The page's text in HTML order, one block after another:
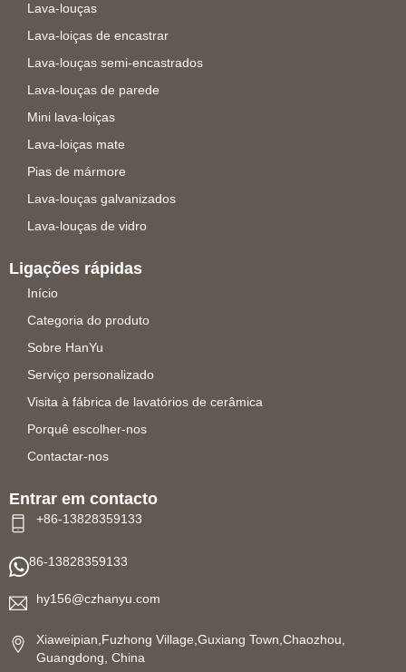
Lava-louças
Lava-loiças de encastrar
Lava-louças semi-encastrados
Lava-louças de parede
Mini lava-loiças
Lava-loiças mate
Pias de mármore
Lava-louças galvanizados
Lava-louças de vidro
Ligações rápidas
Início
Categoria do produto
Sobre HanYu
Serviço personalizado
Visita à fábrica de lavatórios de cerâmica
Porquê escolher-nos
Contactar-nos
Entrar em contacto
+86-13828359133
86-13828359133
hy156@czhanyu.com
Xiaweipian,Fuzhong Village,Guxiang Town,Chaozhou,
Guangdong, China